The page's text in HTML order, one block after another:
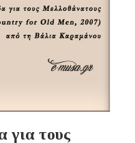
για τους